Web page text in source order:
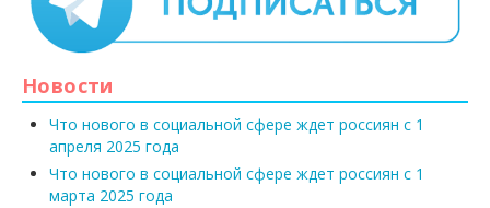
Новости
Что нового в социальной сфере ждет россиян с 1
апреля 2025 года
Что нового в социальной сфере ждет россиян с 1
марта 2025 года